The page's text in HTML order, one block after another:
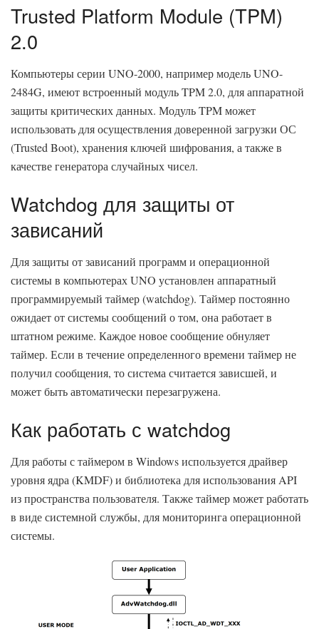
Trusted Platform Module (TPM)
2.0
Компьютеры серии UNO-2000, например модель UNO-
2484G, имеют встроенный модуль TPM 2.0, для аппаратной
защиты критических данных. Модуль TPM может
использовать для осуществления доверенной загрузки ОС
(Trusted Boot), хранения ключей шифрования, а также в
качестве генератора случайных чисел.
Watchdog для защиты от
зависаний
Для защиты от зависаний программ и операционной
системы в компьютерах UNO установлен аппаратный
программируемый таймер (watchdog). Таймер постоянно
ожидает от системы сообщений о том, она работает в
штатном режиме. Каждое новое сообщение обнуляет
таймер. Если в течение определенного времени таймер не
получил сообщения, то система считается зависшей, и
может быть автоматически перезагружена.
Как работать с watchdog
Для работы с таймером в Windows используется драйвер
уровня ядра (KMDF) и библиотека для использования API
из пространства пользователя. Также таймер может работать
в виде системной службы, для мониторинга операционной
системы.